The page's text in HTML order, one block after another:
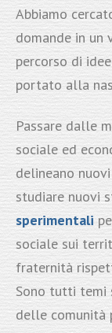
Abbiamo
domande in un
percorso di
portato alla
Passare dalle
sociale ed
delineano
studiare nuovi
sperimentali
sociale sui
fraternità
Sono tutti temi
delle comunità